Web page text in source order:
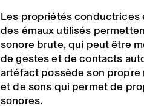
Les propriétés conductrices
des émaux utilisés
sonore brute, qui peut être
de gestes et de contacts
artéfact possède son
et de sons qui permet de
sonores.